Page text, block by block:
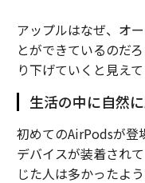
アップルはなぜ、オ
とができているのだ
り下げていくと見えて
生活の中に自然
初めてのAirPodsが登
デバイスが装着され
じた人は多かったよ